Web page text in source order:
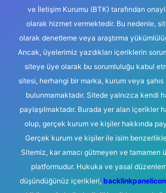
ve İletişim Kurumu (BTK) tarafından
olarak hizmet vermektedir. Bu nedenle,
olarak denetleme veya araştırma
Ancak, üyelerimiz yazdıkları içeriklerin
siteye üye olarak bu sorumluluğu kabul
sitesi, herhangi bir marka, kurum veya şahıs
bulunmamaktadır. Sitede yalnızca kendi
paylaşılmaktadır. Burada yer alan içerikler
olup, gerçek kurum ve kişiler hakkında
Gerçek kurum ve kişiler ile isim
Sitemiz, kar amacı gütmeyen ve tamamen
platformudur. Hukuka ve yasal
düşündüğünüz içerikleri,